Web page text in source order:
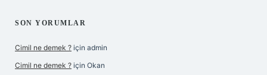
SON YORUMLAR
Cimil ne demek ? için admin
Cimil ne demek ? için Okan